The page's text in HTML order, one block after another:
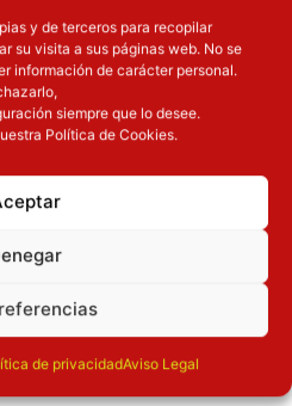
y de terceros para recopilar
su visita a sus páginas web. No se
información de carácter personal.
siempre que lo desee.
Política de Cookies.
de privacidadAviso Legal
QUE TE
INTERESAR
El precio original era: 29.90€.
El precio actual es: 22.42€.